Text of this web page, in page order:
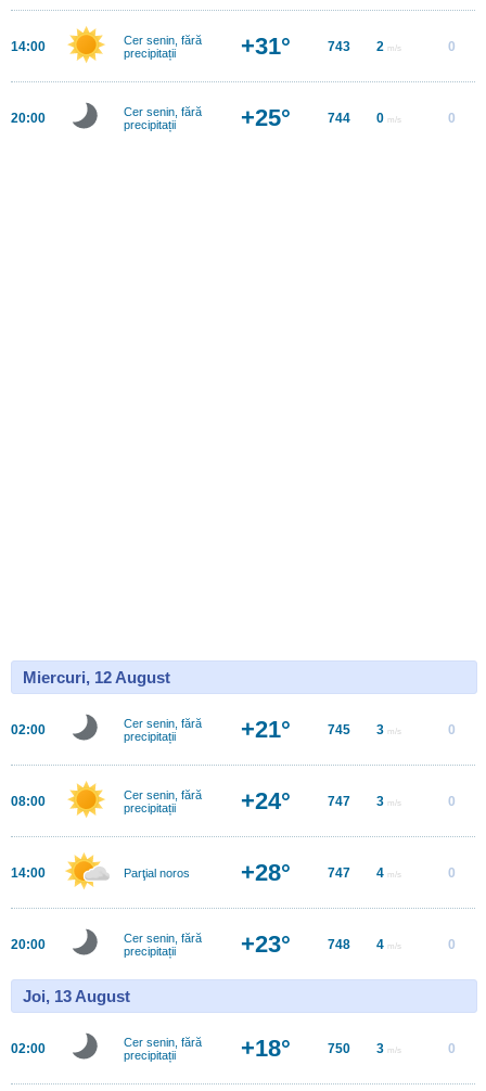
14:00
Cer senin, fără
precipitații
+31° 743 2 m/s 0
20:00
Cer senin, fără
precipitații
+25° 744 0 m/s 0
Miercuri, 12 August
02:00
Cer senin, fără
precipitații
+21° 745 3 m/s 0
08:00
Cer senin, fără
precipitații
+24° 747 3 m/s 0
14:00 Parţial noros +28° 747 4 m/s 0
20:00
Cer senin, fără
precipitații
+23° 748 4 m/s 0
Joi, 13 August
02:00
Cer senin, fără
precipitații
+18° 750 3 m/s 0